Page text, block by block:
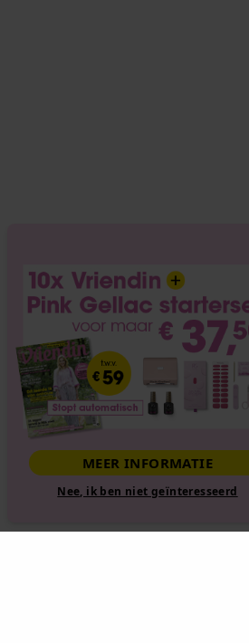
MEER INFORMATIE
Nee, ik ben niet geïnteresseerd